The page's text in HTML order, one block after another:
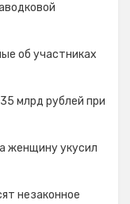
об участниках
млрд рублей при
женщину укусил
незаконное